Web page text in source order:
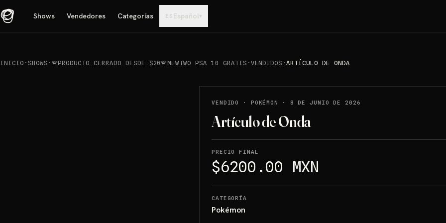
Shows Vendedores Categorías ES Español▾
INICIO · SHOWS · 🚨PRODUCTO CERRADO DESDE $20🚨MEWTWO PSA 10 GRATIS · VENDIDOS ·ARTÍCULO DE ONDA
VENDIDO · POKÉMON · 8 DE JUNIO DE 2026
Artículo de Onda
PRECIO FINAL
$6200.00 MXN
CATEGORÍA
Pokémon